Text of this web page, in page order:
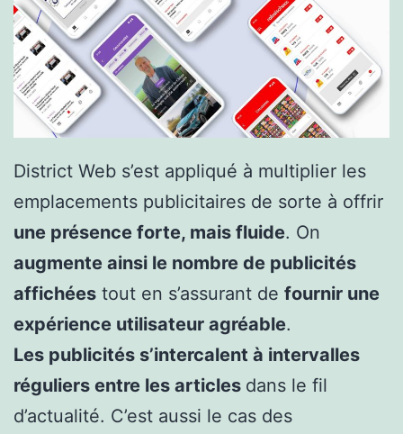
District Web s’est appliqué à multiplier les
emplacements publicitaires de sorte à offrir
une présence forte, mais fluide. On
augmente ainsi le nombre de publicités
affichées tout en s’assurant de fournir une
expérience utilisateur agréable.
Les publicités s’intercalent à intervalles
réguliers entre les articles dans le fil
d’actualité. C’est aussi le cas des